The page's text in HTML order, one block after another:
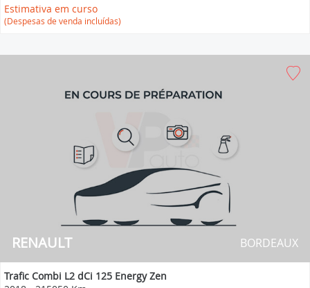
Estimativa em curso
(Despesas de venda incluídas)
RENAULT BORDEAUX
Trafic Combi L2 dCi 125 Energy Zen